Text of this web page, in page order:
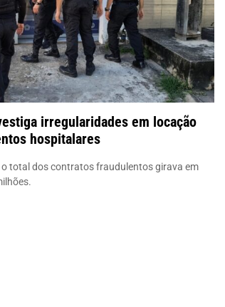
irregularidades em locação
hospitalares
o total dos contratos fraudulentos girava em